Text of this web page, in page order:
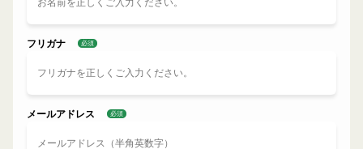
フリガナ 必須
メールアドレス 必須